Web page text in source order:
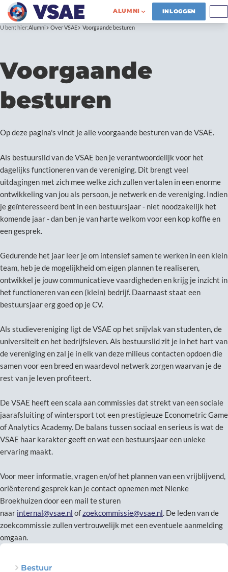
ALUMNI INLOGGEN
U bent hier:Alumni Over VSAE Voorgaande besturen
Voorgaande
besturen
Op deze pagina's vindt je alle voorgaande besturen van de VSAE.
Als bestuurslid van de VSAE ben je verantwoordelijk voor het
dagelijks functioneren van de vereniging. Dit brengt veel
uitdagingen met zich mee welke zich zullen vertalen in een enorme
ontwikkeling van jou als persoon, je netwerk en de vereniging. Indien
je geïnteresseerd bent in een bestuursjaar - niet noodzakelijk het
komende jaar - dan ben je van harte welkom voor een kop koffie en
een gesprek.
Gedurende het jaar leer je om intensief samen te werken in een klein
team, heb je de mogelijkheid om eigen plannen te realiseren,
ontwikkel je jouw communicatieve vaardigheden en krijg je inzicht in
het functioneren van een (klein) bedrijf. Daarnaast staat een
bestuursjaar erg goed op je CV.
Als studievereniging ligt de VSAE op het snijvlak van studenten, de
universiteit en het bedrijfsleven. Als bestuurslid zit je in het hart van
de vereniging en zal je in elk van deze milieus contacten opdoen die
samen voor een breed en waardevol netwerk zorgen waarvan je de
rest van je leven profiteert.
De VSAE heeft een scala aan commissies dat strekt van een sociale
jaarafsluiting of wintersport tot een prestigieuze Econometric Game
of Analytics Academy. De balans tussen sociaal en serieus is wat de
VSAE haar karakter geeft en wat een bestuursjaar een unieke
ervaring maakt.
Voor meer informatie, vragen en/of het plannen van een vrijblijvend,
oriënterend gesprek kan je contact opnemen met Nienke
Broekhuizen door een mail te sturen
naar internal@vsae.nl ofzoekcommissie@vsae.nl. De leden van de
zoekcommissie zullen vertrouwelijk met een eventuele aanmelding
omgaan.
Bestuur